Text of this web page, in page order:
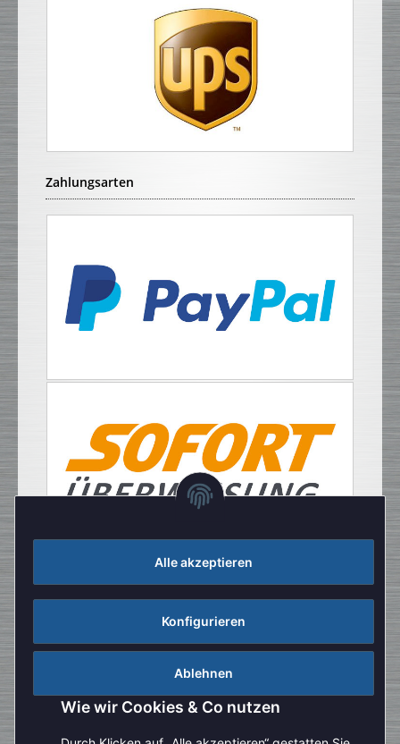
Alle akzeptieren
Konfigurieren
Ablehnen
Wie wir Cookies & Co nutzen
Zahlungsarten